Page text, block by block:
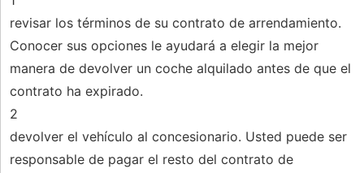
revisar los términos de su contrato de arrendamiento.
Conocer sus opciones le ayudará a elegir la mejor
manera de devolver un coche alquilado antes de que el
contrato ha expirado.
2
devolver el vehículo al concesionario. Usted puede ser
responsable de pagar el resto del contrato de